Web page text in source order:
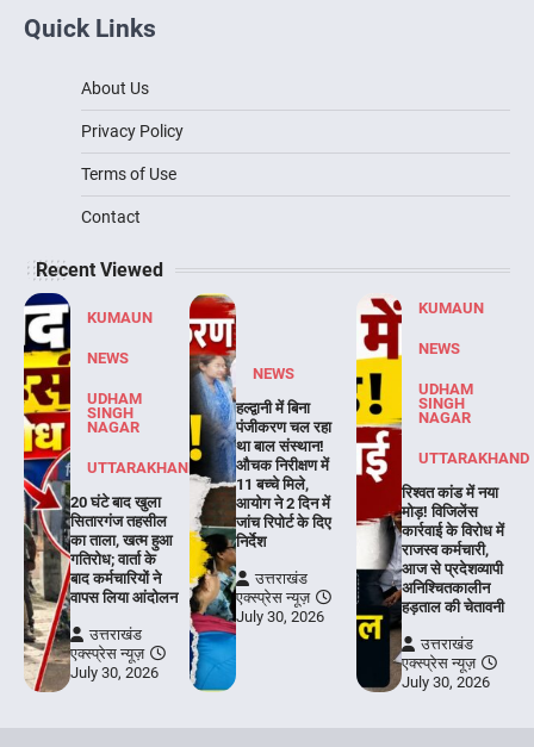
Quick Links
About Us
Privacy Policy
Terms of Use
Contact
Recent Viewed
KUMAUN
NEWS
UDHAM
SINGH
NAGAR
UTTARAKHAND
20 घंटे बाद खुला
सितारगंज तहसील
का ताला, खत्म हुआ
गतिरोध; वार्ता के
बाद कर्मचारियों ने
वापस लिया आंदोलन
उत्तराखंड
एक्स्प्रेस न्यूज़
July 30, 2026
NEWS
हल्द्वानी में बिना
पंजीकरण चल रहा
था बाल संस्थान!
औचक निरीक्षण में
11 बच्चे मिले,
आयोग ने 2 दिन में
जांच रिपोर्ट के दिए
निर्देश
उत्तराखंड
एक्स्प्रेस न्यूज़
July 30, 2026
KUMAUN
NEWS
UDHAM
SINGH
NAGAR
UTTARAKHAND
रिश्वत कांड में नया
मोड़! विजिलेंस
कार्रवाई के विरोध में
राजस्व कर्मचारी,
आज से प्रदेशव्यापी
अनिश्चितकालीन
हड़ताल की चेतावनी
उत्तराखंड
एक्स्प्रेस न्यूज़
July 30, 2026